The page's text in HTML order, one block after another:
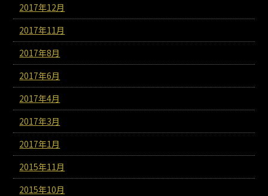
2017年12月
2017年11月
2017年8月
2017年6月
2017年4月
2017年3月
2017年1月
2015年11月
2015年10月